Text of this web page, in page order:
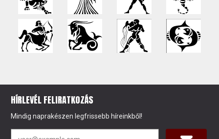
HÍRLEVÉL FELIRATKOZÁS
Mindig naprakészen legfrissebb híreinkből!